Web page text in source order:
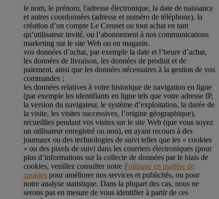
le nom, le prénom, l'adresse électronique, la date de naissance
et autres coordonnées (adresse et numéro de téléphone), la
création d’un compte Le Creuset ou tout achat en tant
qu’utilisateur invité, ou l’abonnement à nos communications
marketing sur le site Web ou en magasin.
vos données d’achat, par exemple la date et l’heure d’achat,
les données de livraison, les données de produit et de
paiement, ainsi que les données nécessaires à la gestion de vos
commandes ;
les données relatives à votre historique de navigation en ligne
(par exemple les identifiants en ligne tels que votre adresse IP,
la version du navigateur, le système d’exploitation, la durée de
la visite, les visites successives, l’origine géographique),
recueillies pendant vos visites sur le site Web (que vous soyez
un utilisateur enregistré ou non), en ayant recours à des
journaux ou des technologies de suivi telles que les « cookies
» ou des pixels de suivi dans les courriers électroniques (pour
plus d’informations sur la collecte de données par le biais de
cookies, veuillez consulter notre Politique en matière de
cookies pour améliorer nos services et publicités, ou pour
notre analyse statistique. Dans la plupart des cas, nous ne
serons pas en mesure de vous identifier à partir de ces